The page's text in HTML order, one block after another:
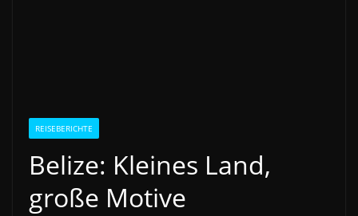
REISEBERICHTE
Belize: Kleines Land,
große Motive